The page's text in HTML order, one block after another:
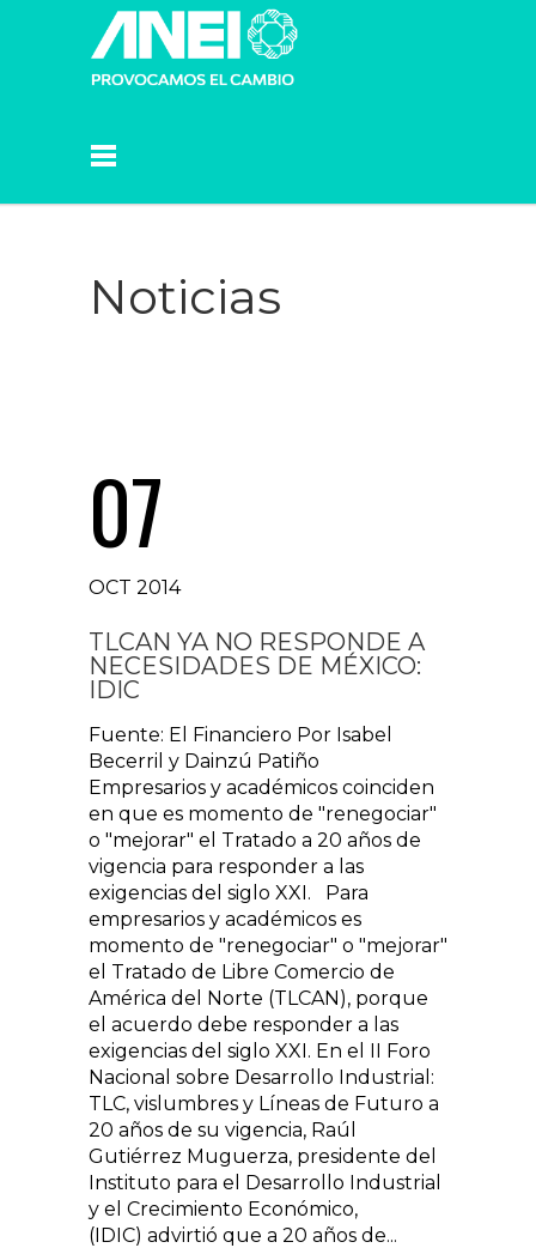
Noticias
07
OCT 2014
TLCAN YA NO RESPONDE A
NECESIDADES DE MÉXICO:
IDIC
Fuente: El Financiero Por Isabel
Becerril y Dainzú Patiño
Empresarios y académicos coinciden
en que es momento de "renegociar"
o "mejorar" el Tratado a 20 años de
vigencia para responder a las
exigencias del siglo XXI. Para
empresarios y académicos es
momento de "renegociar" o "mejorar"
el Tratado de Libre Comercio de
América del Norte (TLCAN), porque
el acuerdo debe responder a las
exigencias del siglo XXI. En el II Foro
Nacional sobre Desarrollo Industrial:
TLC, vislumbres y Líneas de Futuro a
20 años de su vigencia, Raúl
Gutiérrez Muguerza, presidente del
Instituto para el Desarrollo Industrial
y el Crecimiento Económico,
(IDIC) advirtió que a 20 años de...